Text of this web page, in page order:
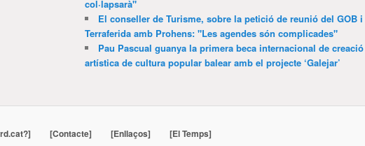
col·lapsarà"
El conseller de Turisme, sobre la petició de reunió del GOB i
Terraferida amb Prohens: "Les agendes són complicades"
Pau Pascual guanya la primera beca internacional de creació
artística de cultura popular balear amb el projecte ‘Galejar’
[Contacte] [Enllaços] [El Temps]